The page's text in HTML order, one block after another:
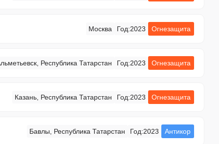
Москва Год:2023 Огнезащита
Республика Татарстан Год:2023 Огнезащита
Казань, Республика Татарстан Год:2023 Огнезащита
Бавлы, Республика Татарстан Год:2023 Антикор